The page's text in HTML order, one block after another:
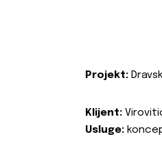
Projekt:
Klijent:
Usluge: